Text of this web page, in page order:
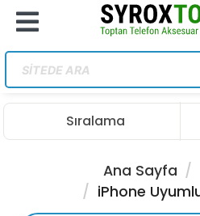
Sıralama
Ana Sayfa
iPhone